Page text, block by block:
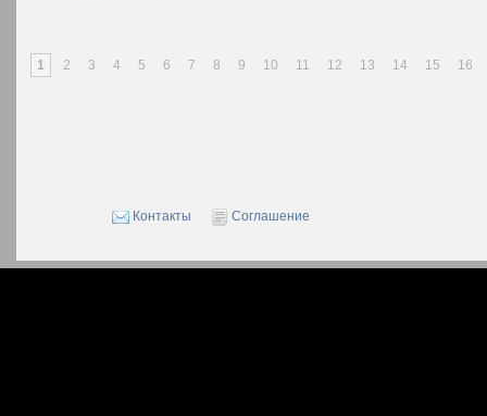
1 2 3 4 5 6 7 8 9 10 11 12 13 14 15 16
Контакты Соглашение